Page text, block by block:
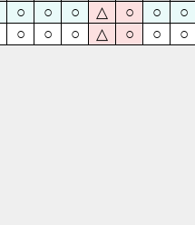
○ ○ ○ △ ○ ○
○
○ ○ ○ △ ○ ○
○